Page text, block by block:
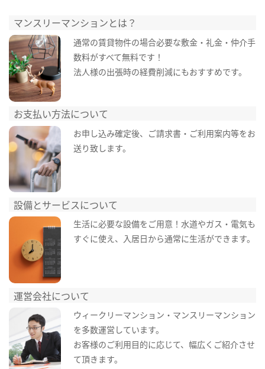
マンスリーマンションとは？
通常の賃貸物件の場合必要な敷金・礼金・仲介手
数料がすべて無料です！
法人様の出張時の経費削減にもおすすめです。
お支払い方法について
お申し込み確定後、ご請求書・ご利用案内等をお
送り致します。
設備とサービスについて
生活に必要な設備をご用意！水道やガス・電気も
すぐに使え、入居日から通常に生活ができます。
運営会社について
ウィークリーマンション・マンスリーマンション
を多数運営しています。
お客様のご利用目的に応じて、幅広くご紹介させ
て頂きます。